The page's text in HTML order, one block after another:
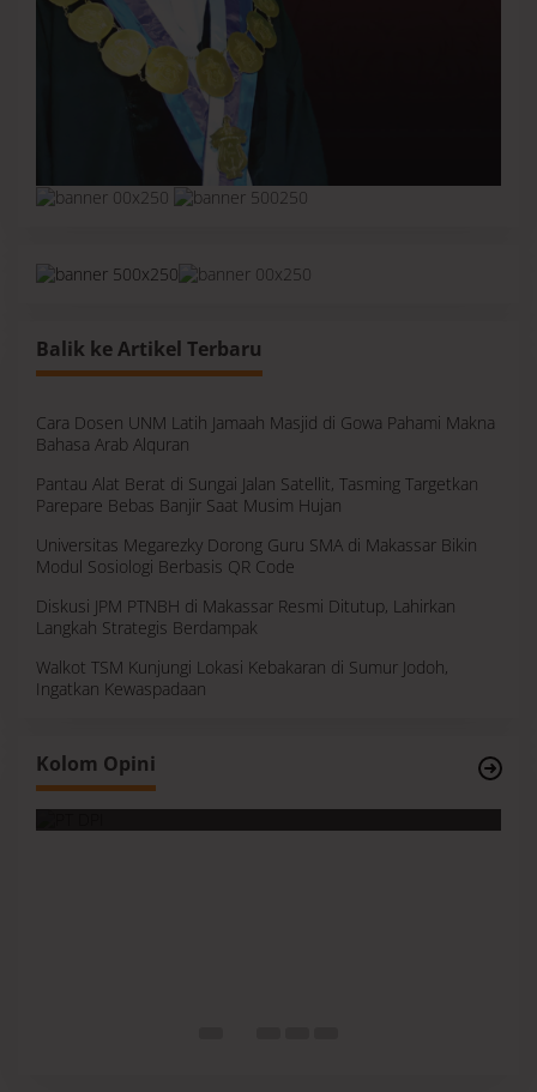
Balik ke Artikel Terbaru
Cara Dosen UNM Latih Jamaah Masjid di Gowa Pahami Makna
Bahasa Arab Alquran
Pantau Alat Berat di Sungai Jalan Satellit, Tasming Targetkan
Parepare Bebas Banjir Saat Musim Hujan
Universitas Megarezky Dorong Guru SMA di Makassar Bikin
Modul Sosiologi Berbasis QR Code
Diskusi JPM PTNBH di Makassar Resmi Ditutup, Lahirkan
Langkah Strategis Berdampak
Walkot TSM Kunjungi Lokasi Kebakaran di Sumur Jodoh,
Ingatkan Kewaspadaan
Kolom Opini
Membaca Realitas